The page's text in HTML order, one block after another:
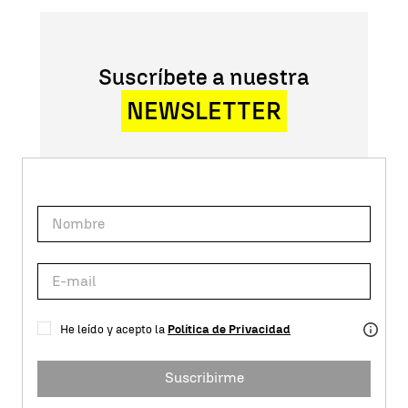
Suscríbete a nuestra
NEWSLETTER
He leído y acepto la Política de Privacidad
Suscribirme